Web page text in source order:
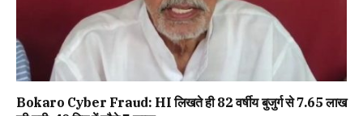
Bokaro Cyber Fraud: HI लिखते ही 82 वर्षीय बुजुर्ग से ₹7.65 लाख